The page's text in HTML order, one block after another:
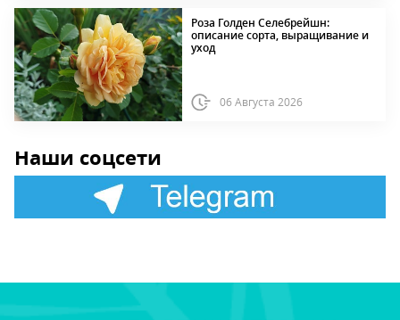
Роза Голден Селебрейшн:
описание сорта, выращивание и
уход
06 Августа 2026
Наши соцсети